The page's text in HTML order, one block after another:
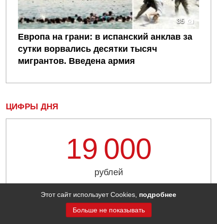
35
Европа на грани: в испанский анклав за
сутки ворвались десятки тысяч
мигрантов. Введена армия
ЦИФРЫ ДНЯ
19 000
рублей
среднестатистической семьи для подготовки
ребенка в школу
Этот сайт использует Cookies, подробнее
Больше не показывать